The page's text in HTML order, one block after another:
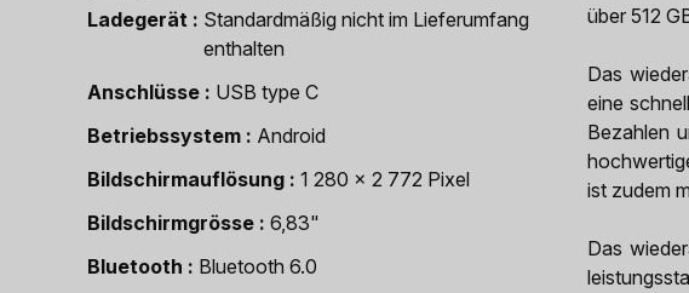
Ladegerät
Standardmäßig nicht im Lieferumfang
enthalten
Anschlüsse
USB type C
Betriebssystem
Android
Bildschirmauflösung
1 280 x 2 772 Pixel
Bildschirmgrösse
6,83"
Bluetooth
Bluetooth 6.0
über 512
Das
eine
Bezahlen
ist zudem
Das